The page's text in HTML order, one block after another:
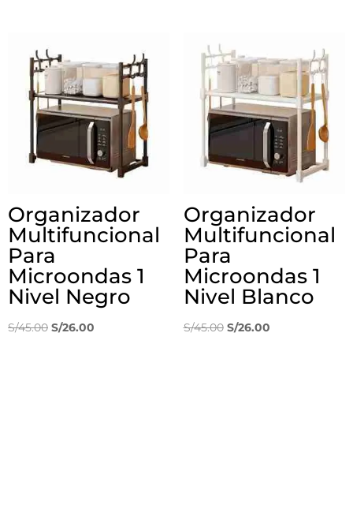
S/359.90.S/214.90.
Organizador
Multifuncional
Para
Microondas 1
Nivel Negro
S/45.00 El
S/26.00
Organizador
Multifuncional
Para
Microondas 1
Nivel Blanco
S/45.00 El
S/26.00El